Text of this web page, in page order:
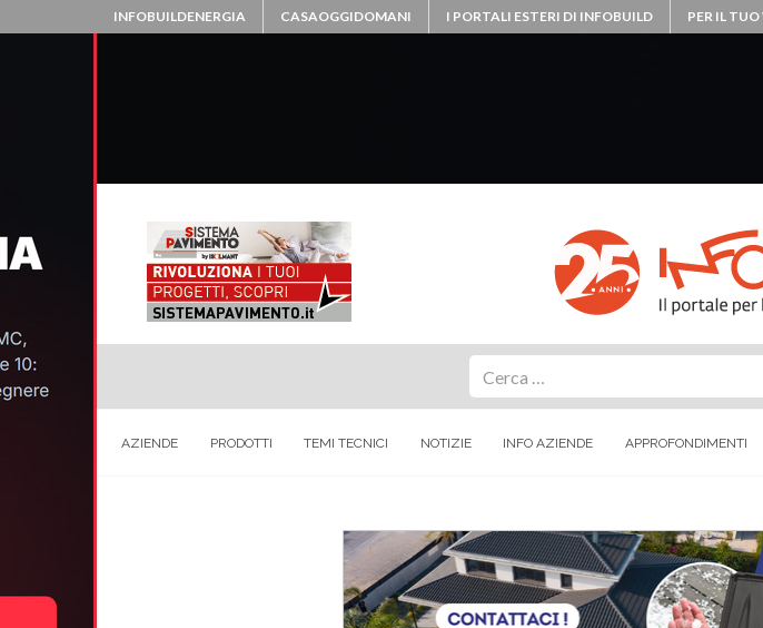
INFOBUILDENERGIA CASAOGGIDOMANI I PORTALI ESTERI DI INFOBUILD PER IL
AZIENDE PRODOTTI TEMI TECNICI NOTIZIE INFO AZIENDE APPROFONDIMENTI